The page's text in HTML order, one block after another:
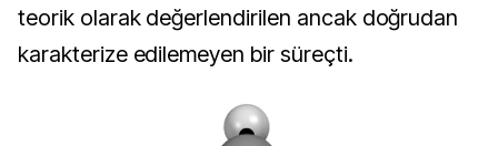
teorik olarak değerlendirilen ancak doğrudan
karakterize edilemeyen bir süreçti.